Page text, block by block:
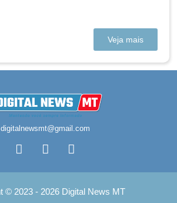
Veja mais
digitalnewsmt@gmail.com
© 2023 - 2026 Digital News MT